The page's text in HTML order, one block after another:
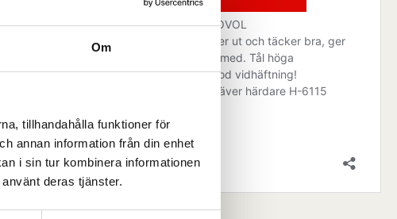
Om
tillhandahålla funktioner för
annan information från din enhet
i sin tur kombinera informationen
deras tjänster.